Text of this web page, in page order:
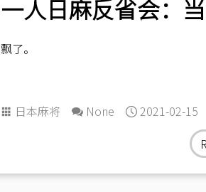
飘了。
日本麻将 None
2021-02-15